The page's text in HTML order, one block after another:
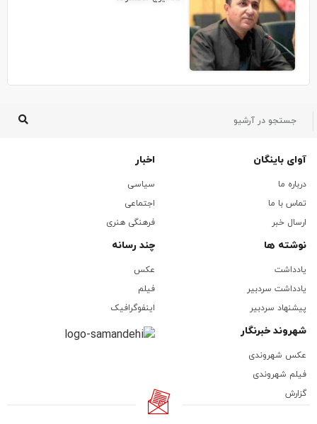
آوای باینگان
درباره ما
تماس با ما
ارسال خبر
اخبار
سیاسی
اجتماعی
فرهنگی هنری
نوشته ها
یادداشت
یادداشت سردبیر
پیشنهاد سردبیر
چند رسانه
عکس
فیلم
اینفوگرافیک
شهروند خبرنگار
عکس شهروندی
فیلم شهروندی
گزارش